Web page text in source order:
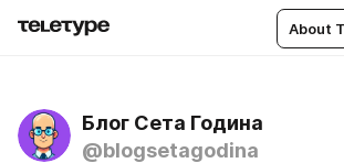
About
Блог Сета Година
@blogsetagodina